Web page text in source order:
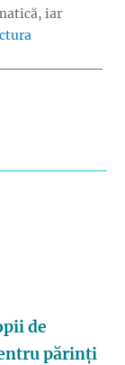
iar
de
părinți